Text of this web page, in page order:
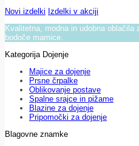
Novi izdelki Izdelki v akciji
Kvalitetna, modna in udobna
bodoče mamice.
Kategorija Dojenje
Majice za dojenje
Prsne črpalke
Oblikovanje postave
Spalne srajce in pižame
Blazine za dojenje
Pripomočki za dojenje
Blagovne znamke